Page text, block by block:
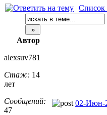
Список
Автор
alexsuv781
Стаж: 14
лет
Сообщений:
47
02-Июн-